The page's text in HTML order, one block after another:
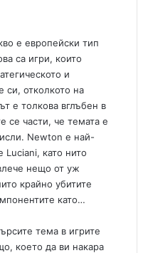
е европейски тип
са игри, които
и
си, отколкото на
е толкова вглъбен в
се части, че темата е
Newton е най-
Luciani, като нито
нещо от уж
крайно убитите
като…
тема в игрите
което да ви накара